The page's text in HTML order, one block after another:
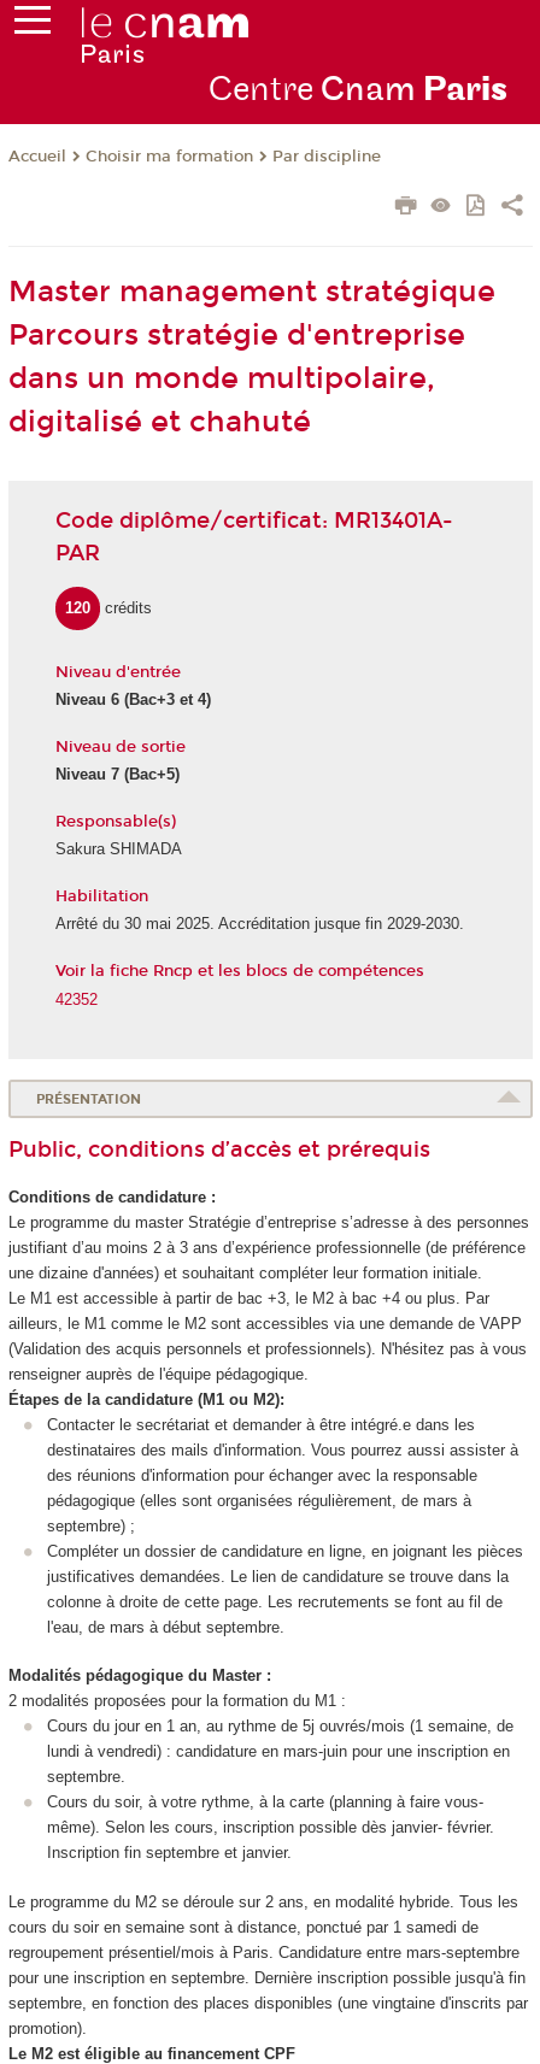
Centre Cnam Paris
Accueil Choisir ma formation Par discipline
Master management stratégique
Parcours stratégie d'entreprise
dans un monde multipolaire,
digitalisé et chahuté
Code diplôme/certificat: MR13401A-
PAR
120 crédits
Niveau d'entrée
Niveau 6(Bac+3 et 4)
Niveau de sortie
Niveau 7(Bac+5)
Responsable(s)
Sakura SHIMADA
Habilitation
Arrêté du 30 mai 2025. Accréditation jusque fin 2029-2030.
Voir la fiche Rncp et les blocs de compétences
42352
PRÉSENTATION
Public, conditions d’accès et prérequis
Conditions de candidature :
Le programme du master Stratégie d’entreprise s’adresse à des personnes
justifiant d’au moins 2 à 3 ans d’expérience professionnelle (de préférence
une dizaine d'années) et souhaitant compléter leur formation initiale.
Le M1 est accessible à partir de bac +3, le M2 à bac +4 ou plus. Par
ailleurs, le M1 comme le M2 sont accessibles via une demande de VAPP
(Validation des acquis personnels et professionnels). N'hésitez pas à vous
renseigner auprès de l'équipe pédagogique.
Étapes de la candidature (M1 ou M2):
Contacter le secrétariat et demander à être intégré.e dans les
destinataires des mails d'information. Vous pourrez aussi assister à
des réunions d'information pour échanger avec la responsable
pédagogique (elles sont organisées régulièrement, de mars à
septembre) ;
Compléter un dossier de candidature en ligne, en joignant les pièces
justificatives demandées. Le lien de candidature se trouve dans la
colonne à droite de cette page. Les recrutements se font au fil de
l'eau, de mars à début septembre.
Modalités pédagogique du Master :
2 modalités proposées pour la formation du M1 :
Cours du jour en 1 an, au rythme de 5j ouvrés/mois (1 semaine, de
lundi à vendredi) : candidature en mars-juin pour une inscription en
septembre.
Cours du soir, à votre rythme, à la carte (planning à faire vous-
même). Selon les cours, inscription possible dès janvier- février.
Inscription fin septembre et janvier.
Le programme du M2 se déroule sur 2 ans, en modalité hybride. Tous les
cours du soir en semaine sont à distance, ponctué par 1 samedi de
regroupement présentiel/mois à Paris. Candidature entre mars-septembre
pour une inscription en septembre. Dernière inscription possible jusqu'à fin
septembre, en fonction des places disponibles (une vingtaine d'inscrits par
promotion).
Le M2 est éligible au financement CPF